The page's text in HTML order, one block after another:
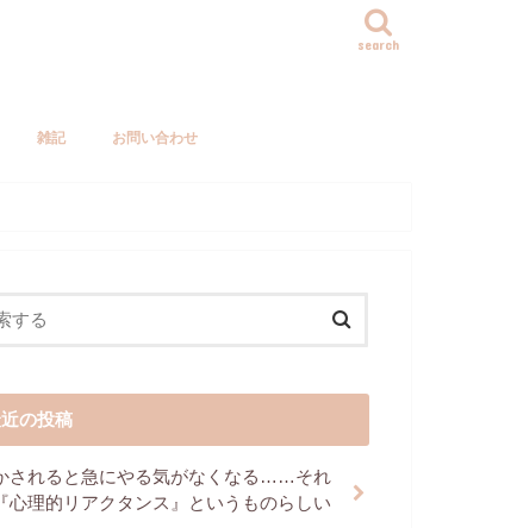
search
雑記 お問い合わせ
の投稿
されると急にやる気がなくなる……それ
心理的リアクタンス』というものらしい